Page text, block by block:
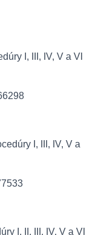
I, III, IV, V a VI
I, III, IV, V a
I, II, III, IV, V a VI